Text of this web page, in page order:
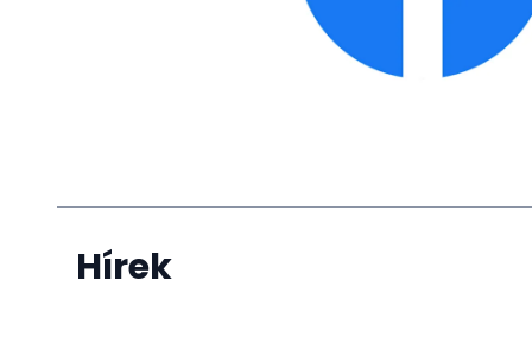
Hírek